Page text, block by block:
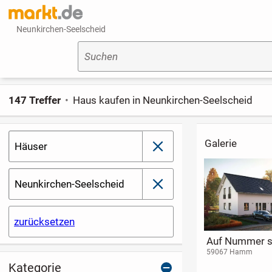
Neunkirchen-Seelscheid
Suchen
Häuser schließen
Neunkirchen-Seelscheid schließen
zurücksetzen
147 Treffer Haus kaufen in Neunkirchen-Seelscheid
Galerie
Fachwerkhaus mit
massivem
Scheunenanbau in
51570 Windeck
Attraktive
Doppelhaushälfte in
stadtnaher Lage
33330 Gütersloh
Ihr individuell
geplantes
58762 Altena
Kategorie